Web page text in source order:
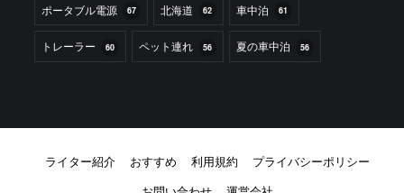
ポータブル電源 67 北海道 62 車中泊 61
トレーラー 60 ペット連れ 56 夏の車中泊 56
ライター紹介 おすすめ 利用規約
プライバシーポリシー